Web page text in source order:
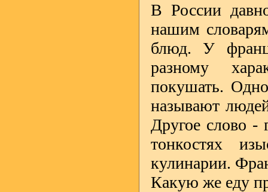
В России
нашим
блюд. У
разному
покушать.
называют
Другое слово -
тонкостях
кулинарии.
Какую же еду